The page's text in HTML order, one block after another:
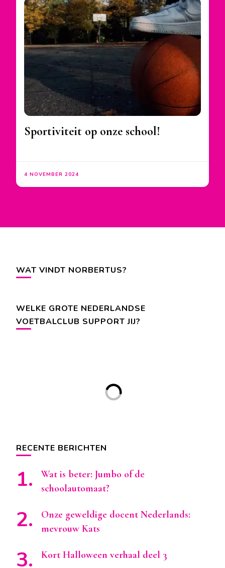
Sportiviteit op onze school!
4 NOVEMBER 2024
WAT VINDT NORBERTUS?
WELKE GROTE NEDERLANDSE
VOETBALCLUB SUPPORT JIJ?
RECENTE BERICHTEN
Wat is beter: Jumbo of de
schoolautomaat?
Onze geweldige docent Nederlands:
mevrouw Kats
Kort Halloween verhaal deel 3